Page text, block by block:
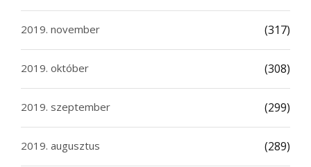
2019. november (317)
2019. október (308)
2019. szeptember (299)
2019. augusztus (289)